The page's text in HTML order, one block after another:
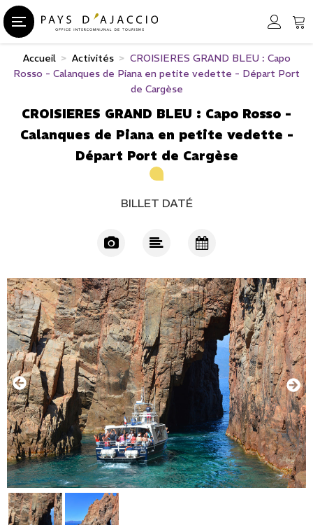
Accueil > Activités > CROISIERES GRAND BLEU : Capo
Rosso - Calanques de Piana en petite vedette - Départ Port
de Cargèse
CROISIERES GRAND BLEU : Capo Rosso -
Calanques de Piana en petite vedette -
Départ Port de Cargèse
BILLET DATÉ